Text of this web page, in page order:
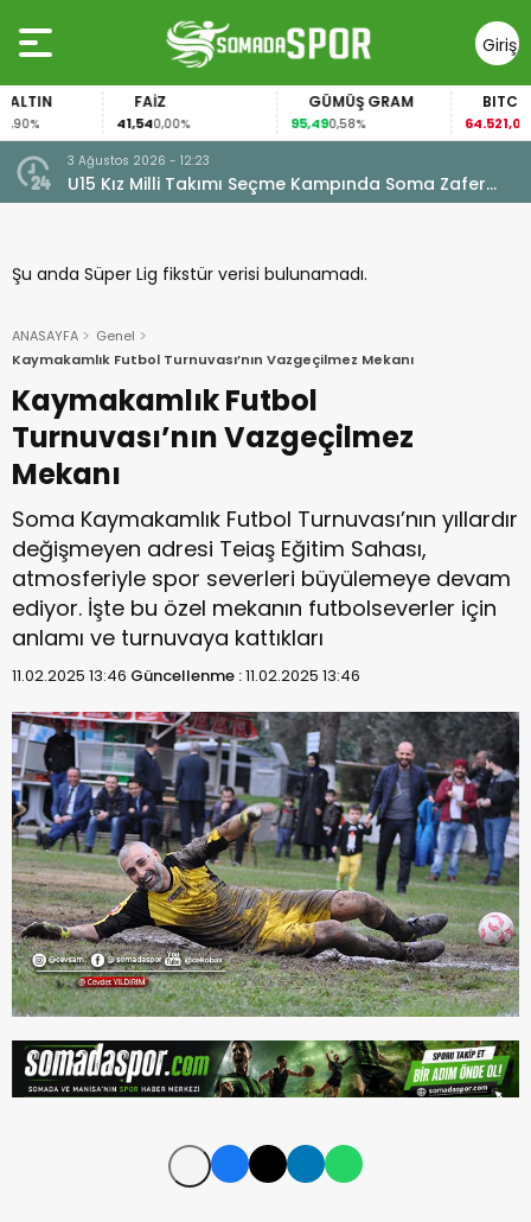
Giriş
Yap
0,00% 95,490,58%
BITCOIN
64.521,00
3 Ağustos 2026 - 12:23
U15 Kız Milli Takımı Seçme Kampında Soma Zafer
Spor’dan 4 Oyuncu
Şu anda Süper Lig fikstür verisi bulunamadı.
ANASAYFA
Genel
Kaymakamlık Futbol Turnuvası’nın Vazgeçilmez Mekanı
Kaymakamlık Futbol
Turnuvası’nın Vazgeçilmez
Mekanı
Soma Kaymakamlık Futbol Turnuvası’nın yıllardır
değişmeyen adresi Teiaş Eğitim Sahası,
atmosferiyle spor severleri büyülemeye devam
ediyor. İşte bu özel mekanın futbolseverler için
anlamı ve turnuvaya kattıkları
11.02.2025 13:46 Güncellenme :11.02.2025 13:46